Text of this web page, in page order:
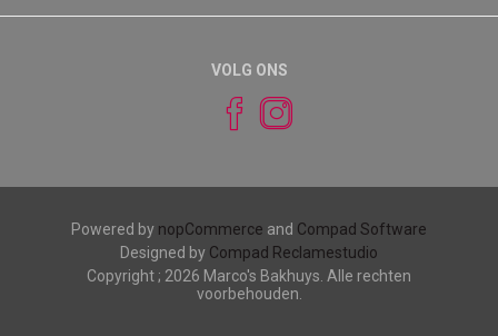
VOLG ONS
Powered by nopCommerce and Compad Software
Designed by Compad Reclamestudio
Copyright ; 2026 Marco's Bakhuys. Alle rechten
voorbehouden.